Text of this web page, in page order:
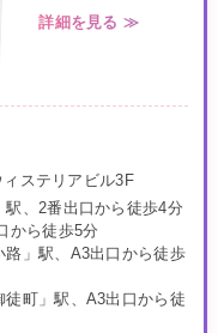
詳細を見る ≫
ステリアビル3F
、2番出口から徒歩4分
から徒歩5分
路」駅、A3出口から徒歩
町」駅、A3出口から徒